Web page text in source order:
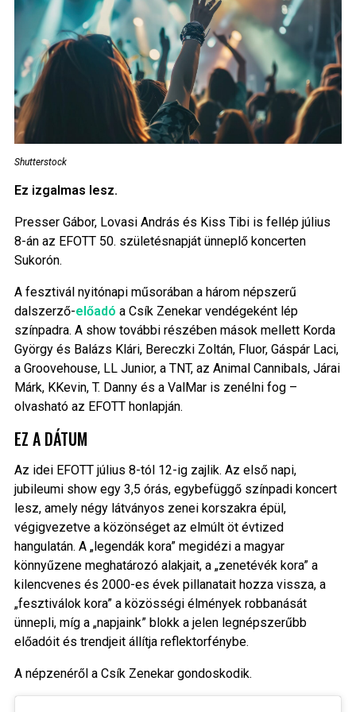
Shutterstock
Ez izgalmas lesz.
Presser Gábor, Lovasi András és Kiss Tibi is fellép július
8-án az EFOTT 50. születésnapját ünneplő koncerten
Sukorón.
A fesztivál nyitónapi műsorában a három népszerű
dalszerző-előadó a Csík Zenekar vendégeként lép
színpadra. A show további részében mások mellett Korda
György és Balázs Klári, Bereczki Zoltán, Fluor, Gáspár Laci,
a Groovehouse, LL Junior, a TNT, az Animal Cannibals, Járai
Márk, KKevin, T. Danny és a ValMar is zenélni fog –
olvasható az EFOTT honlapján.
EZ A DÁTUM
Az idei EFOTT július 8-tól 12-ig zajlik. Az első napi,
jubileumi show egy 3,5 órás, egybefüggő színpadi koncert
lesz, amely négy látványos zenei korszakra épül,
végigvezetve a közönséget az elmúlt öt évtized
hangulatán. A „legendák kora” megidézi a magyar
könnyűzene meghatározó alakjait, a „zenetévék kora” a
kilencvenes és 2000-es évek pillanatait hozza vissza, a
„fesztiválok kora” a közösségi élmények robbanását
ünnepli, míg a „napjaink” blokk a jelen legnépszerűbb
előadóit és trendjeit állítja reflektorfénybe.
A népzenéről a Csík Zenekar gondoskodik.